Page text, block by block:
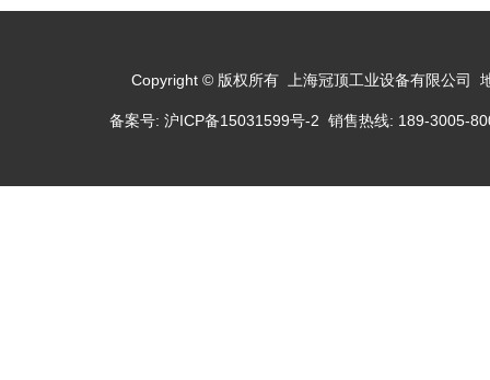
Copyright © 版权所有 上海冠顶工业设备有限公司
备案号: 沪ICP备15031599号-2 销售热线: 189-3005-